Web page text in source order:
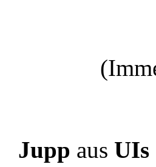
Jupp aus UIs